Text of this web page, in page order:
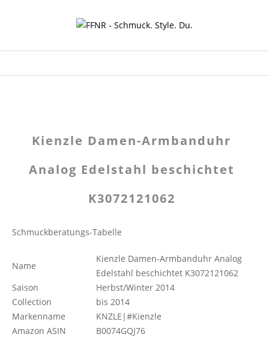
Kienzle Damen-Armbanduhr
Analog Edelstahl beschichtet
K3072121062
Schmuckberatungs-Tabelle
Name
Kienzle Damen-Armbanduhr Analog
Edelstahl beschichtet K3072121062
Saison
Herbst/Winter 2014
Collection
bis 2014
Markenname
KNZLE|#Kienzle
Amazon ASIN
B0074GQJ76